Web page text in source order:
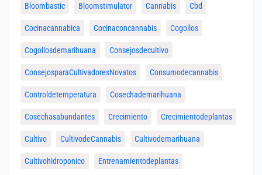
Bloombastic Bloomstimulator Cannabis Cbd
Cocinacannabica Cocinaconcannabis Cogollos
Cogollosdemarihuana Consejosdecultivo
ConsejosparaCultivadoresNovatos Consumodecannabis
Controldetemperatura Cosechademarihuana
Cosechasabundantes Crecimiento Crecimientodeplantas
Cultivo CultivodeCannabis Cultivodemarihuana
Cultivohidroponico Entrenamientodeplantas